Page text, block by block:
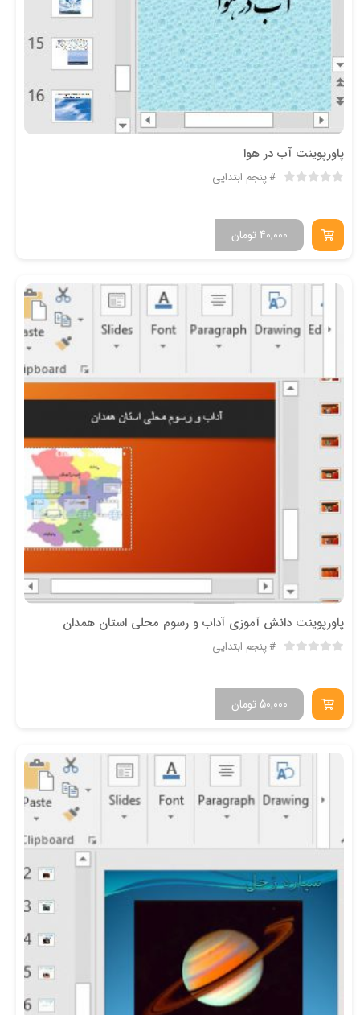
پاورپوینت آب در هوا
پنجم ابتدایی
تومان40,000
پاورپوینت دانش آموزی آداب و رسوم محلی استان همدان
پنجم ابتدایی
تومان 50,000